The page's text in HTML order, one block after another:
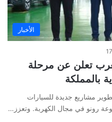
الأخبار
تعلن عن مرحلة
بالمملكة
مشاريع جديدة للسيارات
رونو في مجال الكهربة. وتعزز…